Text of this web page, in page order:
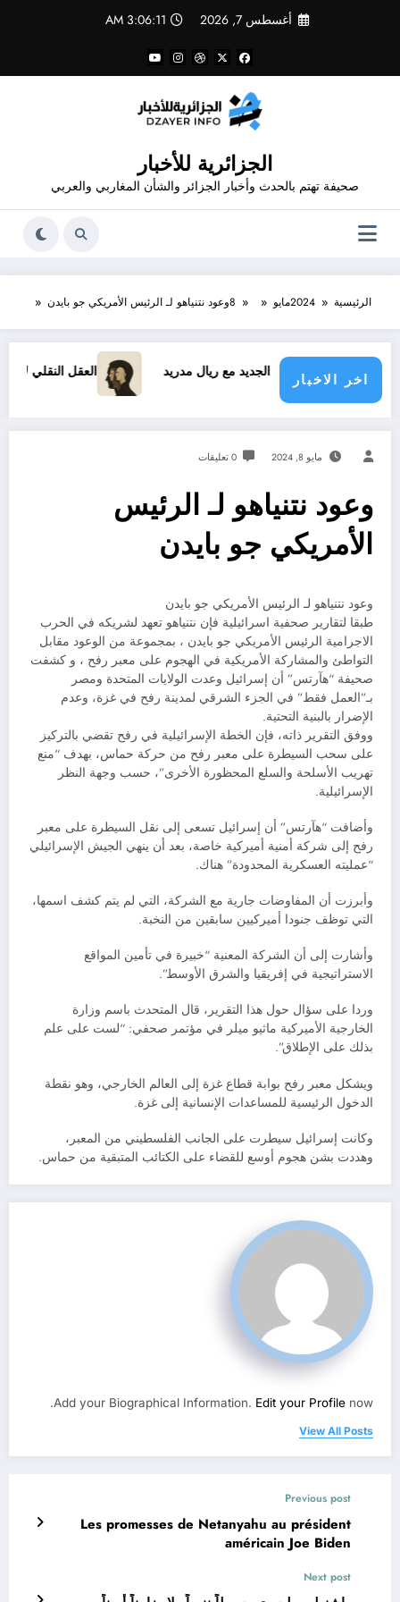
أغسطس 7, 2026 3:06:12 AM
الجزائرية للأخبار
صحيفة تهتم بالحدث وأخبار الجزائر والشأن المغاربي والعربي
الرئيسية 2024مايو 8وعود نتنياهو لـ الرئيس الأمريكي جو بايدن
اخر الاخبار
عقد فينيسيوس الجديد مع ريال مدريد العقل النقلي لا يبدع
مايو 8, 2024 0 تعليقات
وعود نتنياهو لـ الرئيس
الأمريكي جو بايدن
وعود نتنياهو لـ الرئيس الأمريكي جو بايدن
طبقا لتقارير صحفية اسرائيلية فإن نتنياهو تعهد لشريكه في الحرب
الاجرامية الرئيس الأمريكي جو بايدن ، بمجموعة من الوعود مقابل
التواطئ والمشاركة الأمريكية في الهجوم على معبر رفح ، و كشفت
صحيفة “هآرتس” أن إسرائيل وعدت الولايات المتحدة ومصر
بـ”العمل فقط” في الجزء الشرقي لمدينة رفح في غزة، وعدم
الإضرار بالبنية التحتية.
ووفق التقرير ذاته، فإن الخطة الإسرائيلية في رفح تقضي بالتركيز
على سحب السيطرة على معبر رفح من حركة حماس، بهدف “منع
تهريب الأسلحة والسلع المحظورة الأخرى”، حسب وجهة النظر
الإسرائيلية.
وأضافت “هآرتس” أن إسرائيل تسعى إلى نقل السيطرة على معبر
رفح إلى شركة أمنية أميركية خاصة، بعد أن ينهي الجيش الإسرائيلي
“عمليته العسكرية المحدودة” هناك.
وأبرزت أن المفاوضات جارية مع الشركة، التي لم يتم كشف اسمها،
التي توظف جنودا أميركيين سابقين من النخبة.
وأشارت إلى أن الشركة المعنية “خبيرة في تأمين المواقع
الاستراتيجية في إفريقيا والشرق الأوسط”.
وردا على سؤال حول هذا التقرير، قال المتحدث باسم وزارة
الخارجية الأميركية ماثيو ميلر في مؤتمر صحفي: “لست على علم
بذلك على الإطلاق”.
ويشكل معبر رفح بوابة قطاع غزة إلى العالم الخارجي، وهو نقطة
الدخول الرئيسية للمساعدات الإنسانية إلى غزة.
وكانت إسرائيل سيطرت على الجانب الفلسطيني من المعبر،
وهددت بشن هجوم أوسع للقضاء على الكتائب المتبقية من حماس.
Add your Biographical Information. Edit your Profile now.
View All Posts
Previous post
Les promesses de Netanyahu au président
américain Joe Biden
Next post